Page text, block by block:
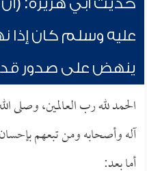
عليه وسلم كان إذا
ينهض على صدور
الحمد لله رب العالمين، وصلى
آله وأصحابه ومن تبعهم
أما بعد: